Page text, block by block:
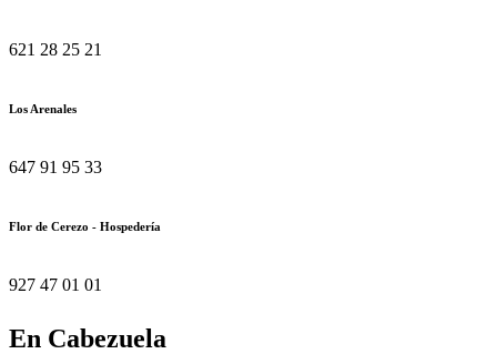
621 28 25 21
Los Arenales
647 91 95 33
Flor de Cerezo - Hospedería
927 47 01 01
En Cabezuela